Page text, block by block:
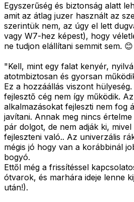
Egyszerűség és biztonság alatt
amit az átlag juzer használt az
szerintük nem, az úgy el lett
vagy W7-hez képest), hogy
ne tudjon elállítani semmit sem. 😊
"Kell, mint egy falat kenyér,
atotmbiztosan és gyorsan
Ez a hozzáállás viszont
fejlesztő cég nem így működik.
alkalmazásokat fejleszti nem fog
javítani. Annak meg nincs
pár dolgot, de nem adják ki,
fejleszteni való.. Az univerzális
mégis jó hogy van a korábbinál
bogyó.
Ettől még a frissítéssel
ótvarok, és marhára ideje lenne
után!).